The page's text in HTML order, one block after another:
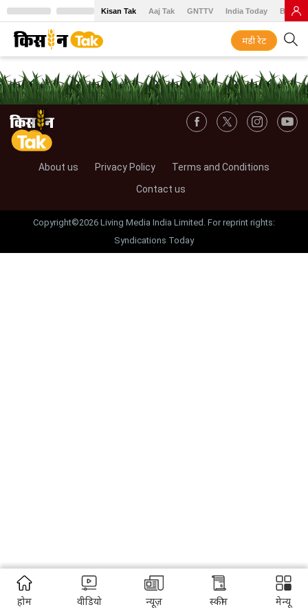
Kisan Tak Aaj Tak GNTTV India Today BT
मंडी रेट
About us Privacy Policy
Terms and Conditions
Contact us
Copyright©2026 Living Media India Limited. For reprint rights:
Syndications Today
होम वीडियो न्यूज़ स्कीम मेन्यू